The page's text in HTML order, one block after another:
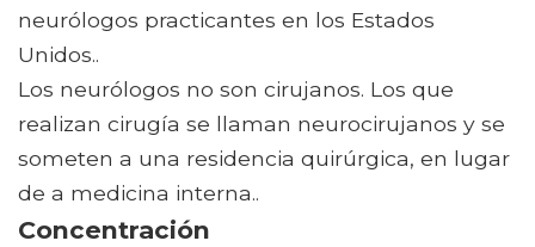
neurólogos practicantes en los Estados
Unidos..
Los neurólogos no son cirujanos. Los que
realizan cirugía se llaman neurocirujanos y se
someten a una residencia quirúrgica, en lugar
de a medicina interna..
Concentración